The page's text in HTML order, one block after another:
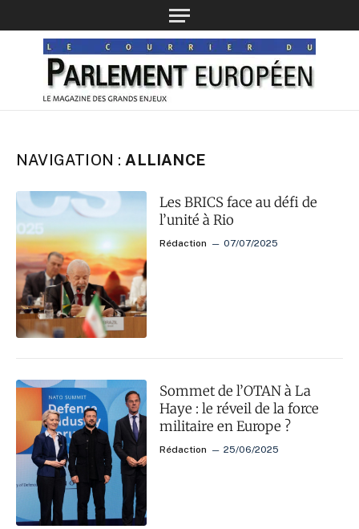
NAVIGATION : ALLIANCE
Les BRICS face au défi de
l’unité à Rio
Rédaction 07/07/2025
Sommet de l’OTAN à La
Haye : le réveil de la force
militaire en Europe ?
Rédaction 25/06/2025